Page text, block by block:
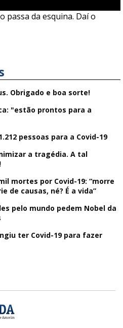
passa da esquina. Daí o
Obrigado e boa sorte!
"estão prontos para a
pessoas para a Covid-19
a tragédia. A tal
mortes por Covid-19: “morre
de causas, né? É a vida”
pelo mundo pedem Nobel da
ter Covid-19 para fazer